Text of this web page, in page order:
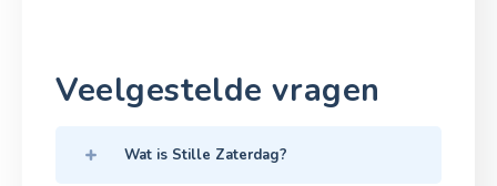
Veelgestelde vragen
Wat is Stille Zaterdag?